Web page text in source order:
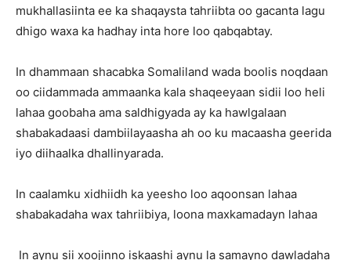
mukhallasiinta ee ka shaqaysta tahriibta oo gacanta lagu
dhigo waxa ka hadhay inta hore loo qabqabtay.
In dhammaan shacabka Somaliland wada boolis noqdaan
oo ciidammada ammaanka kala shaqeeyaan sidii loo heli
lahaa goobaha ama saldhigyada ay ka hawlgalaan
shabakadaasi dambiilayaasha ah oo ku macaasha geerida
iyo diihaalka dhallinyarada.
In caalamku xidhiidh ka yeesho loo aqoonsan lahaa
shabakadaha wax tahriibiya, loona maxkamadayn lahaa
In aynu sii xoojinno iskaashi aynu la samayno dawladaha